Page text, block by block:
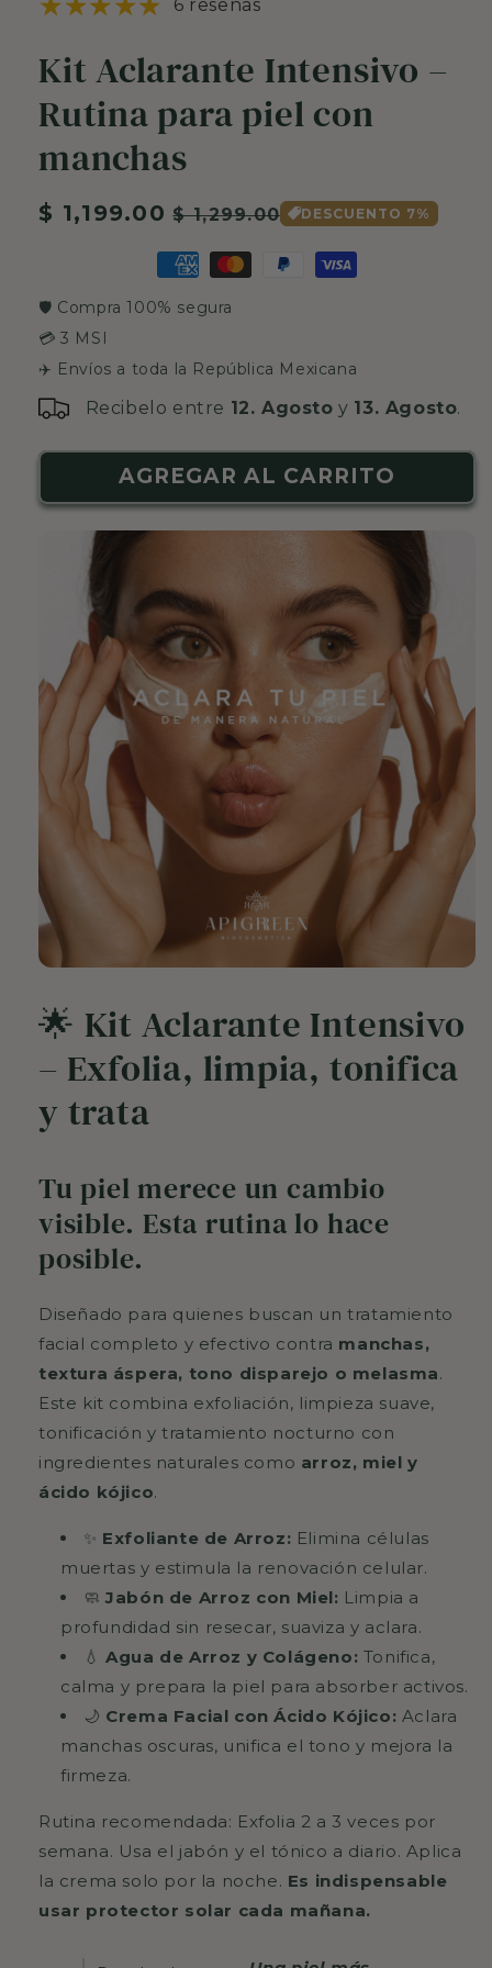
6 reseñas
Kit Aclarante Intensivo –
Rutina para piel con
manchas
Precio
$ 1,199.00 Precio
de
oferta
$ 1,299.00 DESCUENTO 7%
🛡️ Compra 100% segura
💳 3 MSI
✈️ Envíos a toda la República Mexicana
Recibelo entre 12. Agosto y 13. Agosto.
AGREGAR AL CARRITO
🌟 Kit Aclarante Intensivo
– Exfolia, limpia, tonifica
y trata
Tu piel merece un cambio
visible. Esta rutina lo hace
posible.
Diseñado para quienes buscan un tratamiento
facial completo y efectivo contra manchas,
textura áspera, tono disparejo o melasma.
Este kit combina exfoliación, limpieza suave,
tonificación y tratamiento nocturno con
ingredientes naturales como arroz, miel y
ácido kójico.
✨ Exfoliante de Arroz: Elimina células
muertas y estimula la renovación celular.
🧼Jabón de Arroz con Miel: Limpia a
profundidad sin resecar, suaviza y aclara.
💧Agua de Arroz y Colágeno: Tonifica,
calma y prepara la piel para absorber activos.
🌙 Crema Facial con Ácido Kójico: Aclara
manchas oscuras, unifica el tono y mejora la
firmeza.
Rutina recomendada: Exfolia 2 a 3 veces por
semana. Usa el jabón y el tónico a diario. Aplica
la crema solo por la noche. Es indispensable
usar protector solar cada mañana.